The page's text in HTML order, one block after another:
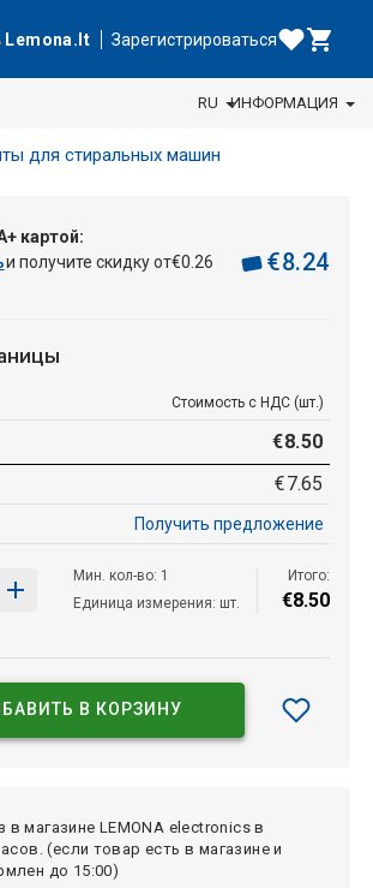
Lemona.lt Зарегистрироваться
RU ИНФОРМАЦИЯ
для стиральных машин
картой:
и получите скидку от€0 26
€8.24
Стоимость с НДС (шт.)
€8.50
€7.65
Получить предложение
Мин. кол-во: 1
Единица измерения: шт.
Итого:
€8.50
В КОРЗИНУ
магазине LEMONA electronics в
(если товар есть в магазине и
до 15:00)